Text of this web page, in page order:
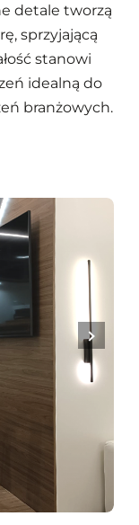
detale tworzą
sprzyjającą
stanowi
idealną do
branżowych.